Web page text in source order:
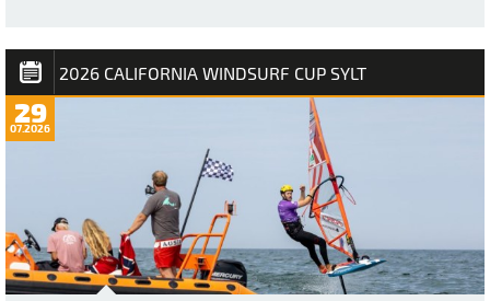
2026 CALIFORNIA WINDSURF CUP SYLT
29
07.2026